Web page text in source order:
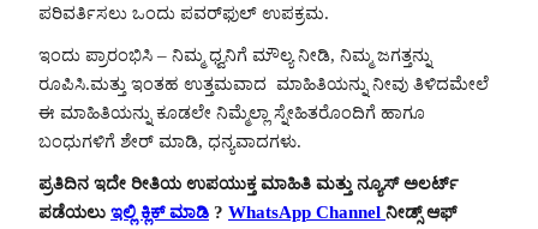
ಪರಿವರ್ತಿಸಲು ಒಂದು ಪವರ್‌ಫುಲ್ ಉಪಕ್ರಮ.
ಇಂದು ಪ್ರಾರಂಭಿಸಿ – ನಿಮ್ಮ ಧ್ವನಿಗೆ ಮೌಲ್ಯ ನೀಡಿ, ನಿಮ್ಮ ಜಗತ್ತನ್ನು
ರೂಪಿಸಿ.ಮತ್ತು ಇಂತಹ ಉತ್ತಮವಾದ ಮಾಹಿತಿಯನ್ನು ನೀವು ತಿಳಿದಮೇಲೆ
ಈ ಮಾಹಿತಿಯನ್ನು ಕೂಡಲೇ ನಿಮ್ಮೆಲ್ಲಾ ಸ್ನೇಹಿತರೊಂದಿಗೆ ಹಾಗೂ
ಬಂಧುಗಳಿಗೆ ಶೇರ್ ಮಾಡಿ, ಧನ್ಯವಾದಗಳು.
ಪ್ರತಿದಿನ ಇದೇ ರೀತಿಯ ಉಪಯುಕ್ತ ಮಾಹಿತಿ ಮತ್ತು ನ್ಯೂಸ್ ಅಲರ್ಟ್
ಪಡೆಯಲು ಇಲ್ಲಿ ಕ್ಲಿಕ್ ಮಾಡಿ ? WhatsApp Channel ನೀಡ್ಸ್ ಆಫ್